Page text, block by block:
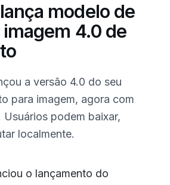
modelo de
4.0 de
a versão 4.0 do seu
para imagem, agora com
podem baixar,
localmente.
o lançamento do